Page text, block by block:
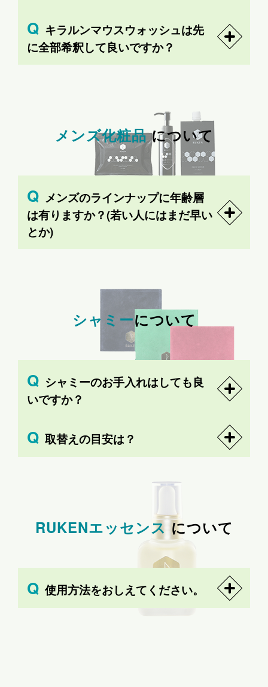
キラルンマウスウォッシュは先
に全部希釈して良いですか？
メンズ化粧品について
メンズのラインナップに年齢層
は有りますか？(若い人にはまだ早い
とか)
シャミーについて
シャミーのお手入れはしても良
いですか？
取替えの目安は？
RUKENエッセンス について
使用方法をおしえてください。